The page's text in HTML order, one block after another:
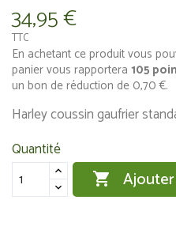
34,95 €
TTC
En achetant ce produit vous
panier vous rapportera 105
un bon de réduction de 0,70 €.
Harley coussin gaufrier
Quantité
